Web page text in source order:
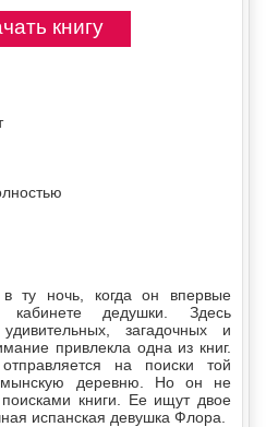
книгу
ту ночь, когда он впервые
дедушки. Здесь
загадочных и
привлекла одна из книг.
на поиски той
деревню. Но он не
книги. Ее ищут двое
испанская девушка Флора.